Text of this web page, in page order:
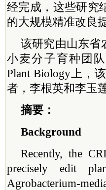
经完成，这些研究
的大规模精准改良
该研究由山东省
小麦分子育种团
Plant Biology上，
者，李根英和李玉
摘要：
Background
Recently, the
precisely edit
Agrobacterium-